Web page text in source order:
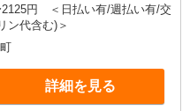
2125円 ＜日払い有/週払い有/交
ン代含む)＞
詳細を見る